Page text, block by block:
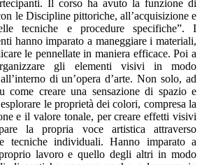
Il corso ha avuto la funzione di
le Discipline pittoriche, all’acquisizione e
tecniche e procedure specifiche”. I
hanno imparato a maneggiare i materiali,
le pennellate in maniera efficace. Poi a
gli elementi visivi in modo
di un’opera d’arte. Non solo, ad
come creare una sensazione di spazio e
le proprietà dei colori, compresa la
e il valore tonale, per creare effetti visivi
la propria voce artistica attraverso
tecniche individuali. Hanno imparato a
lavoro e quello degli altri in modo